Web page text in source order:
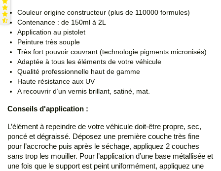
Couleur origine constructeur (plus de 110000 formules)
Contenance : de 150ml à 2L
Application au pistolet
Peinture très souple
Très fort pouvoir couvrant (technologie pigments micronisés)
Adaptée à tous les éléments de votre véhicule
Qualité professionnelle haut de gamme
Haute résistance aux UV
A recouvrir d’un vernis brillant, satiné, mat.
Conseils d'application :
L’élément à repeindre de votre véhicule doit-être propre, sec,
poncé et dégraissé. Déposez une première couche très fine
pour l’accroche puis après le séchage, appliquez 2 couches
sans trop les mouiller. Pour l’application d’une base métallisée et
une fois que le support est peint uniformément, appliquez une